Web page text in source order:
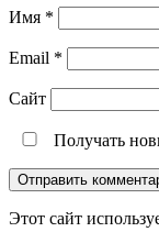
Имя *
Email *
Сайт
Получать
Этот сайт